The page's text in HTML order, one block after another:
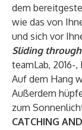
dem
wie das von
und sich vor
Sliding
teamLab,
Auf dem Hang
Außerdem
zum
CATCHING